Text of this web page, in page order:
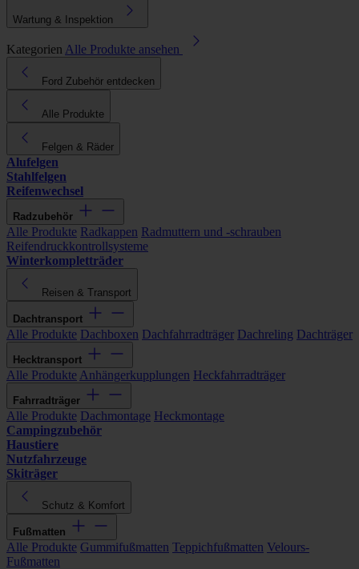
Wartung & Inspektion
Kategorien Alle Produkte ansehen
Ford Zubehör entdecken
Alle Produkte
Felgen & Räder
Alufelgen
Stahlfelgen
Reifenwechsel
Radzubehör
Alle Produkte Radkappen Radmuttern und -schrauben
Reifendruckkontrollsysteme
Winterkompletträder
Reisen & Transport
Dachtransport
Alle Produkte Dachboxen Dachfahrradträger Dachreling Dachträger
Hecktransport
Alle Produkte Anhängerkupplungen Heckfahrradträger
Fahrradträger
Alle Produkte Dachmontage Heckmontage
Campingzubehör
Haustiere
Nutzfahrzeuge
Skiträger
Schutz & Komfort
Fußmatten
Alle Produkte Gummifußmatten Teppichfußmatten Velours-
Fußmatten